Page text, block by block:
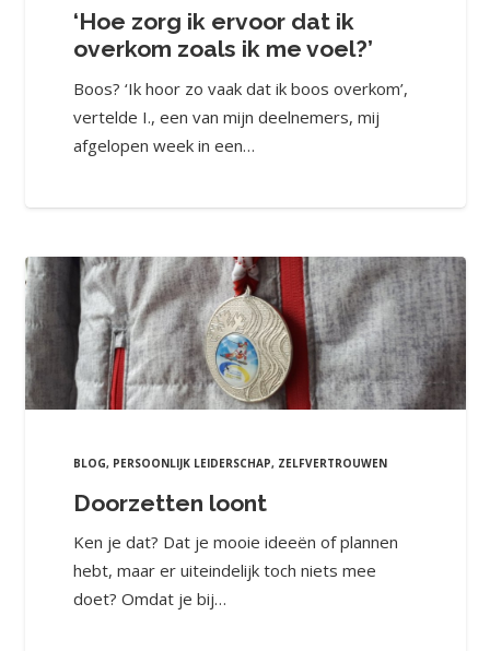
‘Hoe zorg ik ervoor dat ik
overkom zoals ik me voel?’
Boos? ‘Ik hoor zo vaak dat ik boos overkom’,
vertelde I., een van mijn deelnemers, mij
afgelopen week in een…
BLOG, PERSOONLIJK LEIDERSCHAP, ZELFVERTROUWEN
Doorzetten loont
Ken je dat? Dat je mooie ideeën of plannen
hebt, maar er uiteindelijk toch niets mee
doet? Omdat je bij…